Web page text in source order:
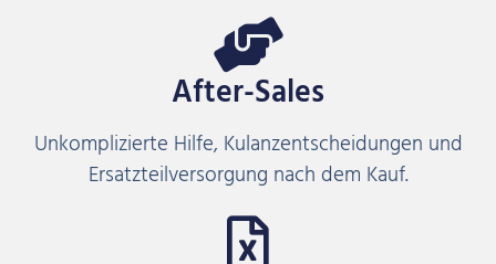
After-Sales
Unkomplizierte Hilfe, Kulanzentscheidungen und
Ersatzteilversorgung nach dem Kauf.